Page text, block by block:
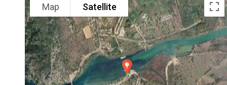
Map Satellite